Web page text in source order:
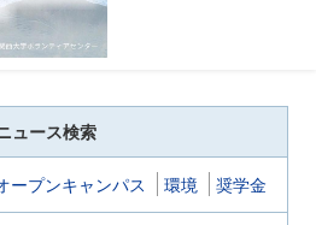
ュース検索
ープンキャンパス 環境 奨学金